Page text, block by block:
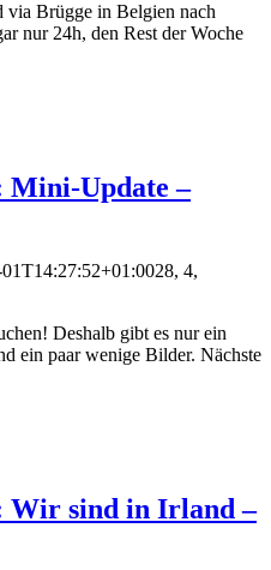
via Brügge in Belgien nach
nur 24h, den Rest der Woche
Mini-Update –
28, 4,
Deshalb gibt es nur ein
ein paar wenige Bilder. Nächste
Wir sind in Irland –